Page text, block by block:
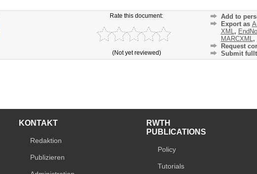
Rate this document:
(Not yet reviewed)
Add to
Export as
XML ,
MARCXML ,
Request
Submit
KONTAKT
Redaktion
Publizieren
RWTH
PUBLICATIONS
Policy
Tutorials